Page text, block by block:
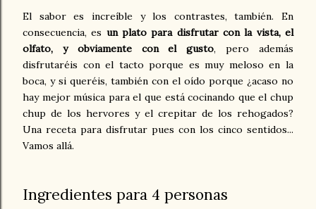
El sabor es increíble y los contrastes, también. En
consecuencia, es un plato para disfrutar con la vista, el
olfato, y obviamente con el gusto, pero además
disfrutaréis con el tacto porque es muy meloso en la
boca, y si queréis, también con el oído porque ¿acaso no
hay mejor música para el que está cocinando que el chup
chup de los hervores y el crepitar de los rehogados?
Una receta para disfrutar pues con los cinco sentidos...
Vamos allá.
Ingredientes para 4 personas